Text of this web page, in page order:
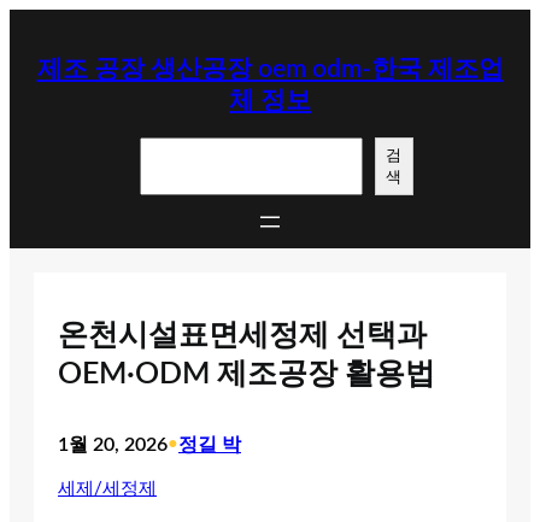
제조 공장 생산공장 oem odm-한국 제조업
체 정보
검
색
온천시설표면세정제 선택과
OEM·ODM 제조공장 활용법
1월 20, 2026•정길 박
세제/세정제